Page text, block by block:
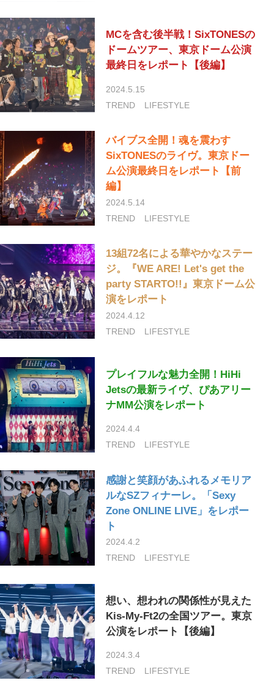
MCを含む後半戦！SixTONESの
ドームツアー、東京ドーム公演
最終日をレポート【後編】
2024.5.15
TREND
LIFESTYLE
バイブス全開！魂を震わす
SixTONESのライヴ。東京ドー
ム公演最終日をレポート【前
編】
2024.5.14
TREND
LIFESTYLE
13組72名による華やかなステー
ジ。『WE ARE! Let's get the
party STARTO!!』東京ドーム公
演をレポート
2024.4.12
TREND
LIFESTYLE
プレイフルな魅力全開！HiHi
Jetsの最新ライヴ、ぴあアリー
ナMM公演をレポート
2024.4.4
TREND
LIFESTYLE
感謝と笑顔があふれるメモリア
ルなSZフィナーレ。「Sexy
Zone ONLINE LIVE」をレポー
ト
2024.4.2
TREND
LIFESTYLE
想い、想われの関係性が見えた
Kis-My-Ft2の全国ツアー。東京
公演をレポート【後編】
2024.3.4
TREND
LIFESTYLE